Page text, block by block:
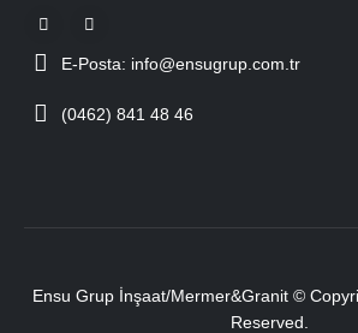
E-Posta: info@ensugrup.com.tr
(0462) 841 48 46
Ensu Grup İnşaat/Mermer&Granit ©
Reserved.